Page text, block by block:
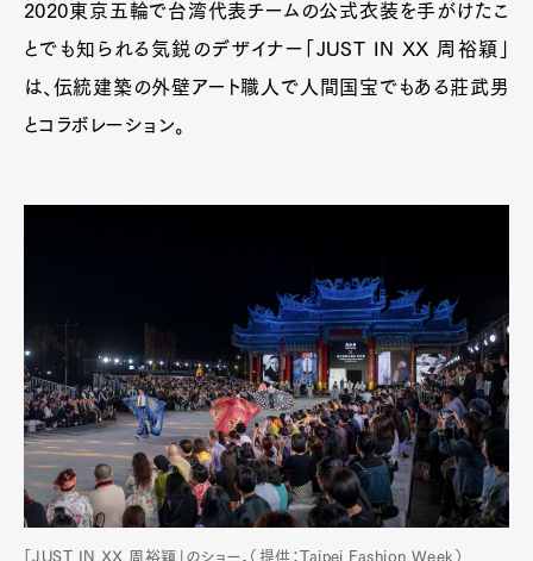
2020東京五輪で台湾代表チームの公式衣装を手がけたこ
とでも知られる気鋭のデザイナー「JUST IN XX 周裕穎」
は、伝統建築の外壁アート職人で人間国宝でもある莊武男
とコラボレーション。
「JUST IN XX 周裕穎」のショー。（提供：Taipei Fashion Week）